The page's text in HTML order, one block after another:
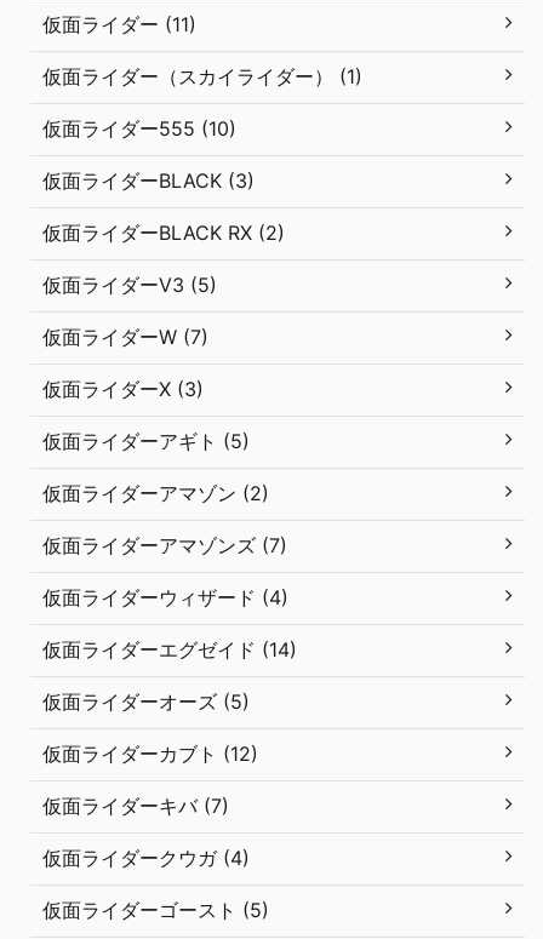
仮面ライダー (11)
仮面ライダー（スカイライダー） (1)
仮面ライダー555 (10)
仮面ライダーBLACK (3)
仮面ライダーBLACK RX (2)
仮面ライダーV3 (5)
仮面ライダーW (7)
仮面ライダーX (3)
仮面ライダーアギト (5)
仮面ライダーアマゾン (2)
仮面ライダーアマゾンズ (7)
仮面ライダーウィザード (4)
仮面ライダーエグゼイド (14)
仮面ライダーオーズ (5)
仮面ライダーカブト (12)
仮面ライダーキバ (7)
仮面ライダークウガ (4)
仮面ライダーゴースト (5)